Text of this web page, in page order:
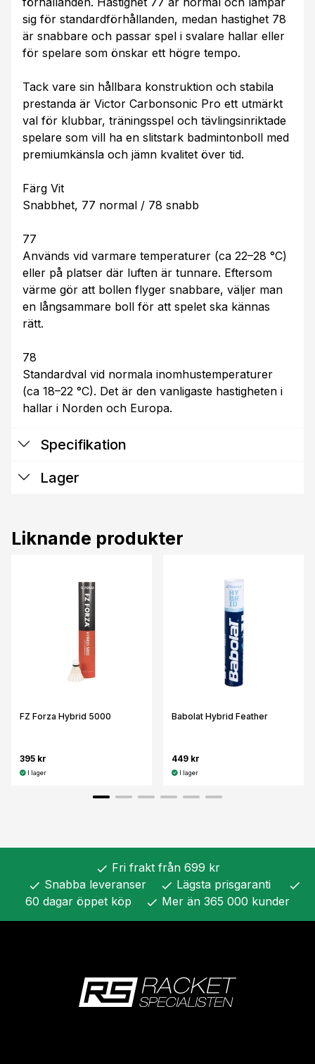
sig för standardförhållanden, medan hastighet 78
är snabbare och passar spel i svalare hallar eller
för spelare som önskar ett högre tempo.
Tack vare sin hållbara konstruktion och stabila
prestanda är Victor Carbonsonic Pro ett utmärkt
val för klubbar, träningsspel och tävlingsinriktade
spelare som vill ha en slitstark badmintonboll med
premiumkänsla och jämn kvalitet över tid.
Färg Vit
Snabbhet, 77 normal / 78 snabb
77
Används vid varmare temperaturer (ca 22–28 °C)
eller på platser där luften är tunnare. Eftersom
värme gör att bollen flyger snabbare, väljer man
en långsammare boll för att spelet ska kännas
rätt.
78
Standardval vid normala inomhustemperaturer
(ca 18–22 °C). Det är den vanligaste hastigheten i
hallar i Norden och Europa.
Specifikation
Lager
Liknande produkter
FZ Forza Hybrid 5000
395 kr
I lager
Babolat Hybrid Feather
449 kr
I lager
check Fri frakt från 699 kr
check Snabba leveranser check Lägsta prisgaranti check
60 dagar öppet köp check Mer än 365 000 kunder